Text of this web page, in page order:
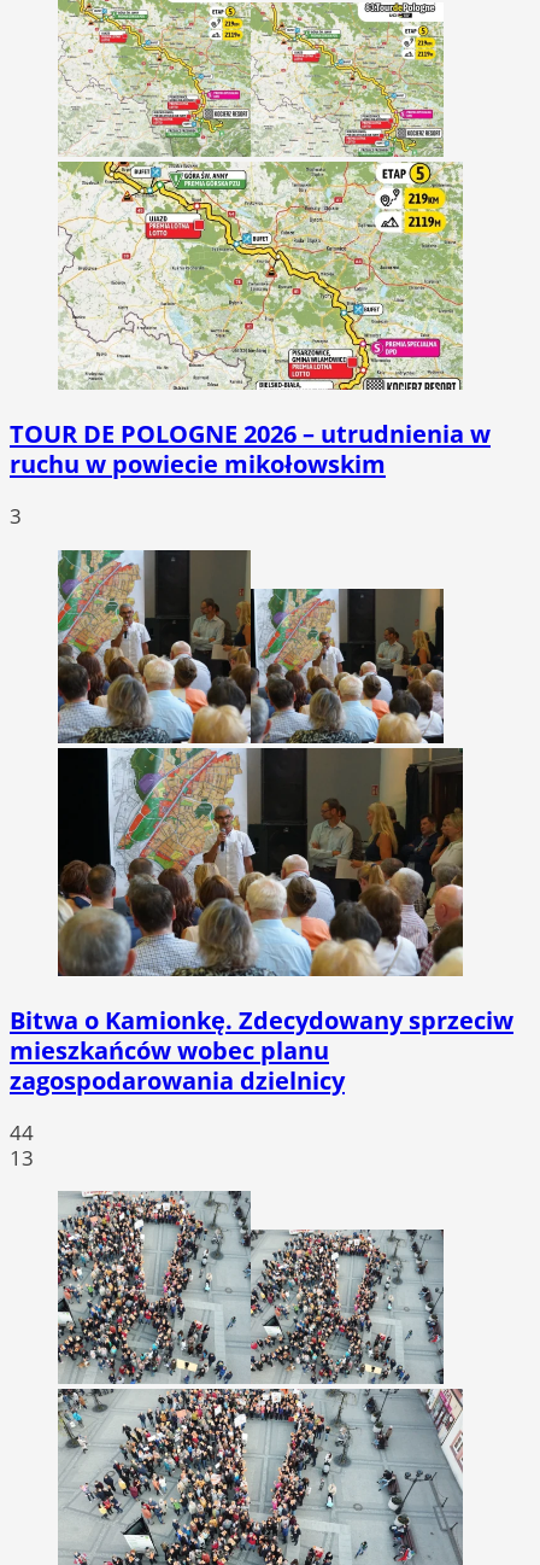
TOUR DE POLOGNE 2026 – utrudnienia w
ruchu w powiecie mikołowskim
3
Bitwa o Kamionkę. Zdecydowany sprzeciw
mieszkańców wobec planu
zagospodarowania dzielnicy
44
13